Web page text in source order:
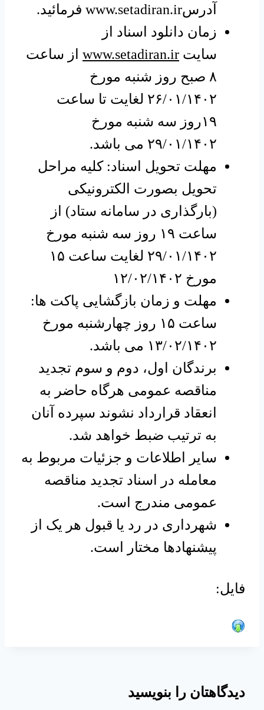
آدرسwww.setadiran.ir فرمائید.
زمان دانلود اسناد از
سایت www.setadiran.ir از ساعت
۸ صبح روز شنبه مورخ
۲۶/۰۱/۱۴۰۲ لغایت تا ساعت
۱۹روز سه شنبه مورخ
۲۹/۰۱/۱۴۰۲ می باشد.
مهلت تحویل اسناد: کلیه مراحل
تحویل بصورت الکترونیکی
(بارگذاری در سامانه ستاد) از
ساعت ۱۹ روز سه شنبه مورخ
۲۹/۰۱/۱۴۰۲ لغایت ساعت ۱۵
مورخ ۱۲/۰۲/۱۴۰۲
مهلت و زمان بازگشایی پاکت ها:
ساعت ۱۵ روز چهارشنبه مورخ
۱۳/۰۲/۱۴۰۲ می باشد.
برندگان اول، دوم و سوم تجدید
مناقصه عمومی هرگاه حاضر به
انعقاد قرارداد نشوند سپرده آنان
به ترتیب ضبط خواهد شد.
سایر اطلاعات و جزئیات مربوط به
معامله در اسناد تجدید مناقصه
عمومی مندرج است.
شهرداری در رد یا قبول هر یک از
پیشنهادها مختار است.
فایل:
دیدگاهتان را بنویسید